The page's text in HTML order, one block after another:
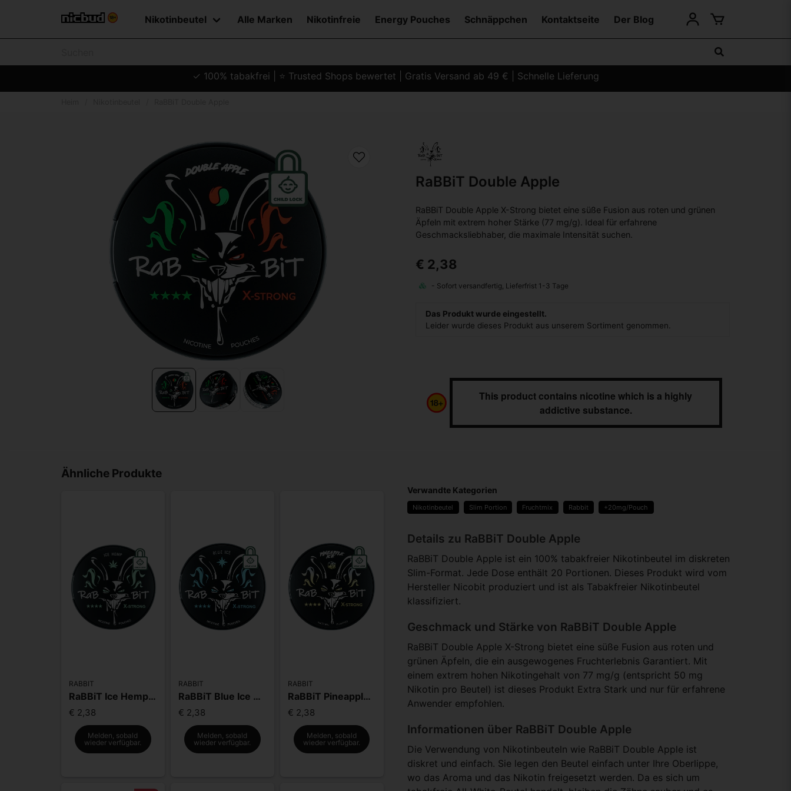
Nikotinbeutel Alle Marken Nikotinfreie Energy Pouches Schnäppchen Kontaktseite Der Blog
✓ 100% tabakfrei | ⭐ Trusted Shops bewertet | Gratis Versand ab 49 € | Schnelle Lieferung
RaBBiT Double Apple
RaBBiT Double Apple X-Strong bietet eine süße Fusion aus roten und grünen
Äpfeln mit extrem hoher Stärke (77 mg/g). Ideal für erfahrene
Geschmacksliebhaber, die maximale Intensität suchen.
€ 2,38
Das Produkt wurde eingestellt.
Leider wurde dieses Produkt aus unserem Sortiment genommen.
This product contains nicotine which is a highly
addictive substance.
Ähnliche Produkte
RABBIT
RaBBiT Ice Hemp X-Strong
€ 2,38
Melden, sobald
wieder verfügbar.
RABBIT
RaBBiT Blue Ice X-Strong
€ 2,38
Melden, sobald
wieder verfügbar.
RABBIT
RaBBiT Pineapple Ice
€ 2,38
Melden, sobald
wieder verfügbar.
Verwandte Kategorien
Nikotinbeutel Slim Portion Fruchtmix Rabbit +20mg/Pouch
Details zu RaBBiT Double Apple
RaBBiT Double Apple ist ein 100% tabakfreier Nikotinbeutel im diskreten
Slim-Format. Jede Dose enthält 20 Portionen. Dieses Produkt wird vom
Hersteller Nicobit produziert und ist als Tabakfreier Nikotinbeutel
klassifiziert.
Geschmack und Stärke von RaBBiT Double Apple
RaBBiT Double Apple X-Strong bietet eine süße Fusion aus roten und
grünen Äpfeln, die ein ausgewogenes Fruchterlebnis Garantiert. Mit
einem extrem hohen Nikotingehalt von 77 mg/g (entspricht 50 mg
Nikotin pro Beutel) ist dieses Produkt Extra Stark und nur für erfahrene
Anwender empfohlen.
Informationen über RaBBiT Double Apple
Die Verwendung von Nikotinbeuteln wie RaBBiT Double Apple ist
diskret und einfach. Sie legen den Beutel einfach unter Ihre Oberlippe,
wo das Aroma und das Nikotin freigesetzt werden. Da es sich um